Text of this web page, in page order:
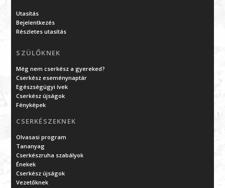
Utasítás
Bejelentkezés
Részletes utasítás
SZÜLŐKNEK
Még nem cserkész a gyereked?
Cserkész eseménynaptár
Egészségügyi ívek
Cserkész újságok
Fényképek
CSERKÉSZEKNEK
Olvasasi program
Tananyag
Cserkészruha szabályok
Énekek
Cserkész újságok
Vezetőknek